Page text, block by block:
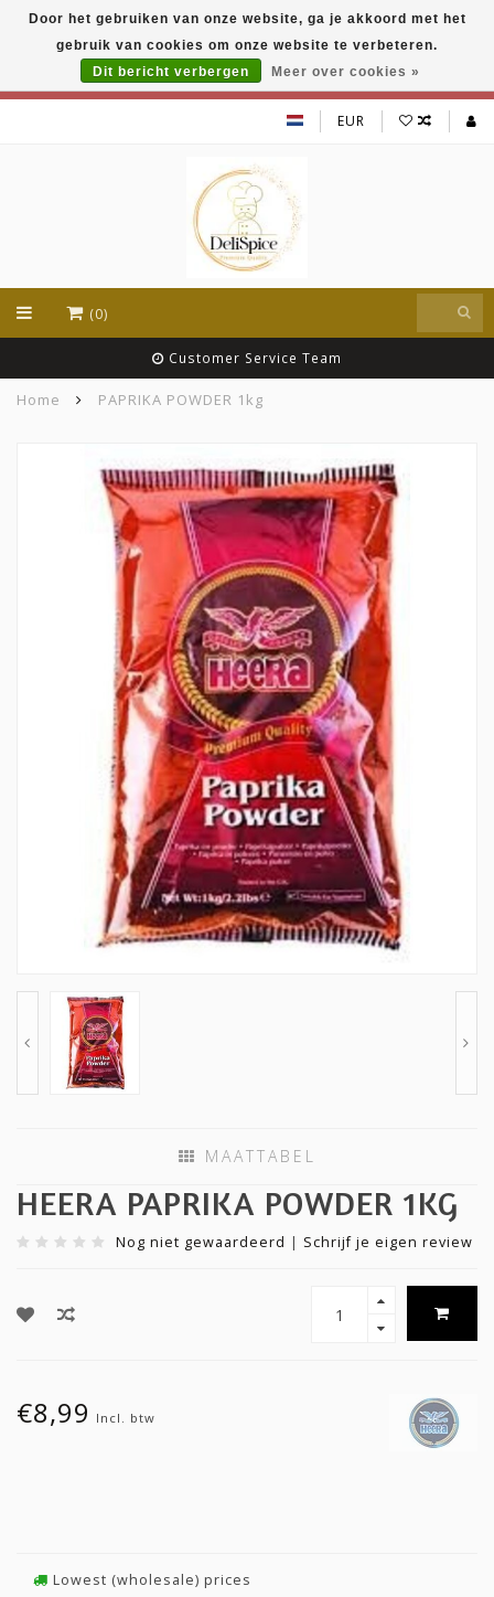
DeliSpice is your online Indian grocery shop with
exclusive brands like Daawat, Suhana, DeliSpice
and many more !!!
EUR
(0)
Customer Service Team
Home PAPRIKA POWDER 1kg
MAATTABEL
HEERA PAPRIKA POWDER 1KG
Nog niet gewaardeerd | Schrijf je eigen review
€8,99 Incl. btw
Lowest (wholesale) prices
Door het gebruiken van onze website, ga je akkoord met het
gebruik van cookies om onze website te verbeteren.
Dit bericht verbergen
Meer over cookies »